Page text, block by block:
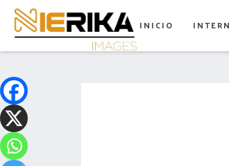
INICIO
aamtlax
abanderamiento
abasto
abejas
abogadas
abuelos